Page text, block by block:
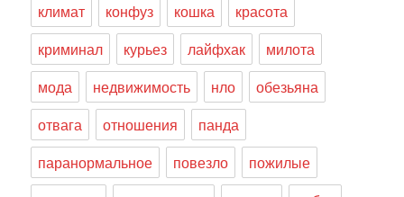
климат
конфуз кошка
красота
криминал
курьез лайфхак
милота
мода
недвижимость нло
обезьяна
отвага
отношения
панда
паранормальное
повезло
пожилые